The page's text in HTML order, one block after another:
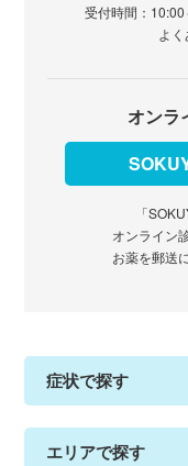
受付時間：10:00
よ
オンラ
「
オンライン
お薬を郵送
症状で探す
エリアで探す